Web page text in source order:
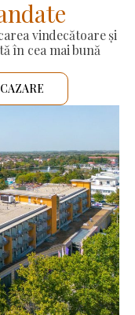
vindecătoare și
în cea mai bună